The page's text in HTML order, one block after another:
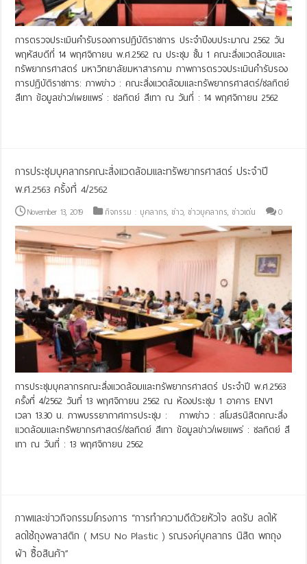
การตรวจประเมินคำรับรองการปฏิบัติราชการ ประจำปีงบประมาณ 2562 วัน
พฤหัสบดีที่ 14 พฤศจิกายน พ.ศ.2562 ณ ประชุม ชั้น 1 คณะสิ่งแวดล้อมและ
ทรัพยากรศาสตร์ มหาวิทยาลัยมหาสารคาม ภาพการตรวจประเมินคำรับรอง
การปฏิบัติราชการ: ภาพข่าว : คณะสิ่งแวดล้อมและทรัพยากรศาสตร์/ชลทิตย์
สีเทา ข้อมูลข่าว/เผยแพร่ : ชลทิตย์ สีเทา ณ วันที่ : 14 พฤศจิกายน 2562
การประชุมบุคลากรคณะสิ่งแวดล้อมและทรัพยากรศาสตร์ ประจำปี
พ.ศ.2563 ครั้งที่ 4/2562
November 13, 2019 กิจกรรม : บุคลากร,ข่าว,ข่าวบุคลากร,ข่าวเด่น 0
การประชุมบุคลากรคณะสิ่งแวดล้อมและทรัพยากรศาสตร์ ประจำปี พ.ศ.2563
ครั้งที่ 4/2562 วันที่ 13 พฤศจิกายน 2562 ณ ห้องประชุม 1 อาคาร ENV1
เวลา 13.30 น. ภาพบรรยากาศการประชุม : ภาพข่าว : สโมสรนิสิตคณะสิ่ง
แวดล้อมและทรัพยากรศาสตร์/ชลทิตย์ สีเทา ข้อมูลข่าว/เผยแพร่ : ชลทิตย์ สี
เทา ณ วันที่ : 13 พฤศจิกายน 2562
ภาพและข่าวกิจกรรมโครงการ “การทำความดีด้วยหัวใจ ลดรับ ลดให้
ลดใช้ถุงพลาสติก ( MSU No Plastic ) รณรงค์บุคลากร นิสิต พกถุง
ผ้า ซื้อสินค้า”